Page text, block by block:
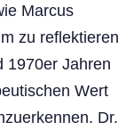
Marcus
zu reflektieren
1970er Jahren
Wert
Dr.